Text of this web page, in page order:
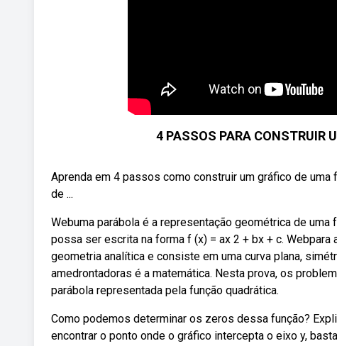
4 PASSOS PARA CONSTRUIR
Aprenda em 4 passos como construir um gráfico de
de ...
Webuma parábola é a representação geométrica de
possa ser escrita na forma f (x) = ax 2 + bx + c. Webpara
geometria analítica e consiste em uma curva plana,
amedrontadoras é a matemática. Nesta prova, os
parábola representada pela função quadrática.
Como podemos determinar os zeros dessa função?
encontrar o ponto onde o gráfico intercepta o eixo y,